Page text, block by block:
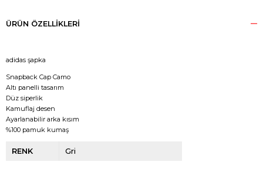
ÜRÜN ÖZELLIKLERI
adidas şapka
Snapback Cap Camo
Altı panelli tasarım
Düz siperlik
Kamuflaj desen
Ayarlanabilir arka kısım
%100 pamuk kumaş
RENK Gri